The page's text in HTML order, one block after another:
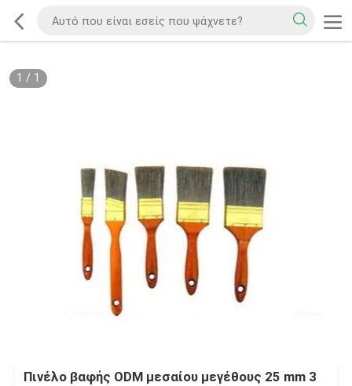
1 / 1
Πινέλο βαφής ODM μεσαίου μεγέθους 25 mm 3